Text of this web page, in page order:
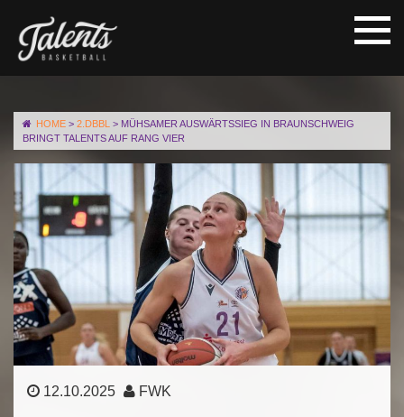
HOME > 2.DBBL > MÜHSAMER AUSWÄRTSSIEG IN BRAUNSCHWEIG
BRINGT TALENTS AUF RANG VIER
12.10.2025 FWK